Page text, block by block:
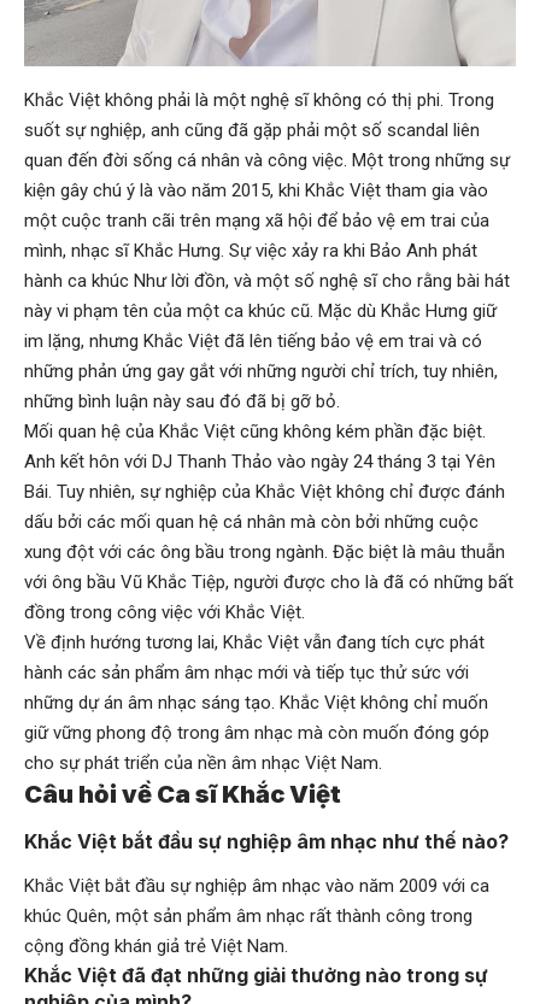
Khắc Việt không phải là một nghệ sĩ không có thị phi. Trong
suốt sự nghiệp, anh cũng đã gặp phải một số scandal liên
quan đến đời sống cá nhân và công việc. Một trong những sự
kiện gây chú ý là vào năm 2015, khi Khắc Việt tham gia vào
một cuộc tranh cãi trên mạng xã hội để bảo vệ em trai của
mình, nhạc sĩ Khắc Hưng. Sự việc xảy ra khi Bảo Anh phát
hành ca khúc Như lời đồn, và một số nghệ sĩ cho rằng bài hát
này vi phạm tên của một ca khúc cũ. Mặc dù Khắc Hưng giữ
im lặng, nhưng Khắc Việt đã lên tiếng bảo vệ em trai và có
những phản ứng gay gắt với những người chỉ trích, tuy nhiên,
những bình luận này sau đó đã bị gỡ bỏ.
Mối quan hệ của Khắc Việt cũng không kém phần đặc biệt.
Anh kết hôn với DJ Thanh Thảo vào ngày 24 tháng 3 tại Yên
Bái. Tuy nhiên, sự nghiệp của Khắc Việt không chỉ được đánh
dấu bởi các mối quan hệ cá nhân mà còn bởi những cuộc
xung đột với các ông bầu trong ngành. Đặc biệt là mâu thuẫn
với ông bầu Vũ Khắc Tiệp, người được cho là đã có những bất
đồng trong công việc với Khắc Việt.
Về định hướng tương lai, Khắc Việt vẫn đang tích cực phát
hành các sản phẩm âm nhạc mới và tiếp tục thử sức với
những dự án âm nhạc sáng tạo. Khắc Việt không chỉ muốn
giữ vững phong độ trong âm nhạc mà còn muốn đóng góp
cho sự phát triển của nền âm nhạc Việt Nam.
Câu hỏi về Ca sĩ Khắc Việt
Khắc Việt bắt đầu sự nghiệp âm nhạc như thế nào?
Khắc Việt bắt đầu sự nghiệp âm nhạc vào năm 2009 với ca
khúc Quên, một sản phẩm âm nhạc rất thành công trong
cộng đồng khán giả trẻ Việt Nam.
Khắc Việt đã đạt những giải thưởng nào trong sự